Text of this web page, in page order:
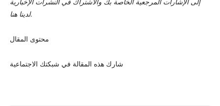
لدينا هنا.
محتوى المقال
شارك هذه المقالة في شبكتك الاجتماعية